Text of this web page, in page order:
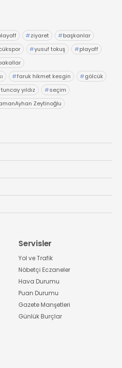
#ziyaret #başkanlar
#yusuf tokuş #playoff
#faruk hikmet kesgin #gölcük
tuncay yıldız #seçim
Zeytinoğlu
Servisler
Yol ve Trafik
Nöbetçi Eczaneler
Hava Durumu
Puan Durumu
Gazete Manşetleri
Günlük Burçlar